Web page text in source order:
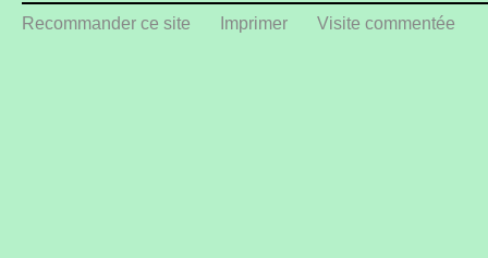
Paniput, Inde
10 : Hazrat ‘Abdul
Recommander ce site Imprimer Visite commentée